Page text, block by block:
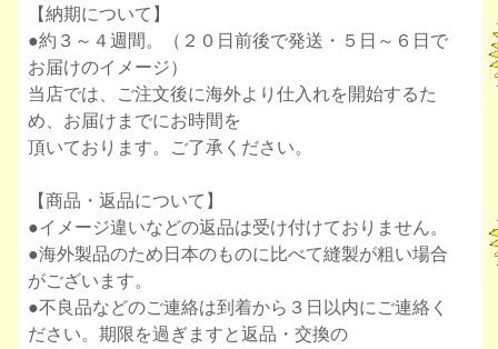
【納期について】
●約３～４週間。（２０日前後で発送・５日～６日で
お届けのイメージ）
当店では、ご注文後に海外より仕入れを開始するた
め、お届けまでにお時間を
頂いております。ご了承ください。
【商品・返品について】
●イメージ違いなどの返品は受け付けておりません。
●海外製品のため日本のものに比べて縫製が粗い場合
がございます。
●不良品などのご連絡は到着から３日以内にご連絡く
ださい。期限を過ぎますと返品・交換の